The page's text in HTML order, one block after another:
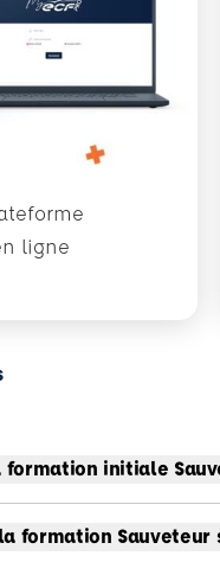
ligne
initiale
formation Sauveteur